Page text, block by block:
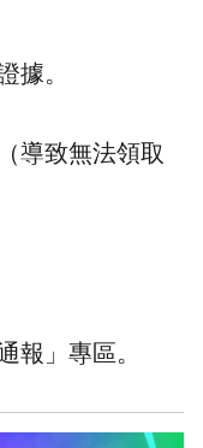
據。
導致無法領取
報」專區。